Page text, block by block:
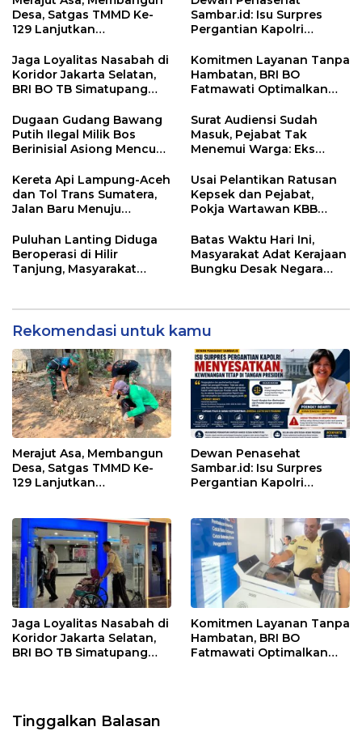
Desa, Satgas TMMD Ke-
129 Lanjutkan
Sambar.id: Isu Surpres
Pergantian Kapolri
Kewenangan Mutlak di
Tangan Presiden
Jaga Loyalitas Nasabah di
Koridor Jakarta Selatan,
BRI BO TB Simatupang
Komitmen Layanan Tanpa
Hambatan, BRI BO
Fatmawati Optimalkan
Setiap Lini
Dugaan Gudang Bawang
Putih Ilegal Milik Bos
Berinisial Asiong Mencuat,
Didesak Bertindak
Surat Audiensi Sudah
Masuk, Pejabat Tak
Menemui Warga: Eks
Pelayanan Dinas
Transmigrasi Luwu Timur
Kereta Api Lampung-Aceh
dan Tol Trans Sumatera,
Jalan Baru Menuju
Usai Pelantikan Ratusan
Kepsek dan Pejabat,
Pokja Wartawan KBB
Profesionalisme
Puluhan Lanting Diduga
Beroperasi di Hilir
Tanjung, Masyarakat
Batas Waktu Hari Ini,
Masyarakat Adat Kerajaan
Bungku Desak Negara
Rekomendasi untuk kamu
Merajut Asa, Membangun
Desa, Satgas TMMD Ke-
129 Lanjutkan
Dewan Penasehat
Sambar.id: Isu Surpres
Pergantian Kapolri
Tangan Presiden
Jaga Loyalitas Nasabah di
Koridor Jakarta Selatan,
BRI BO TB Simatupang
Komitmen Layanan Tanpa
Hambatan, BRI BO
Fatmawati Optimalkan
Tinggalkan Balasan